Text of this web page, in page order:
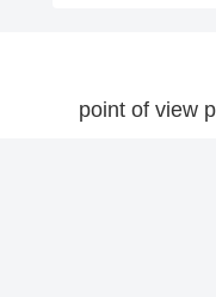
point of view